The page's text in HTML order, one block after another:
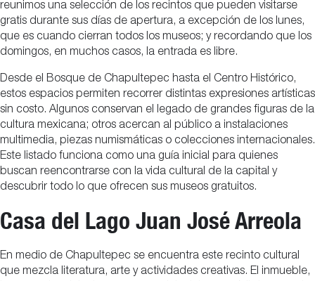
reunimos una selección de los recintos que pueden visitarse
gratis durante sus días de apertura, a excepción de los lunes,
que es cuando cierran todos los museos; y recordando que los
domingos, en muchos casos, la entrada es libre.
Desde el Bosque de Chapultepec hasta el Centro Histórico,
estos espacios permiten recorrer distintas expresiones artísticas
sin costo. Algunos conservan el legado de grandes figuras de la
cultura mexicana; otros acercan al público a instalaciones
multimedia, piezas numismáticas o colecciones internacionales.
Este listado funciona como una guía inicial para quienes
buscan reencontrarse con la vida cultural de la capital y
descubrir todo lo que ofrecen sus museos gratuitos.
Casa del Lago Juan José Arreola
En medio de Chapultepec se encuentra este recinto cultural
que mezcla literatura, arte y actividades creativas. El inmueble,